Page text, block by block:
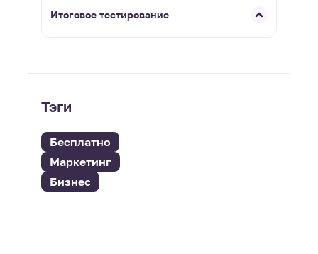
Итоговое тестирование
Тэги
Бесплатно
Маркетинг
Бизнес